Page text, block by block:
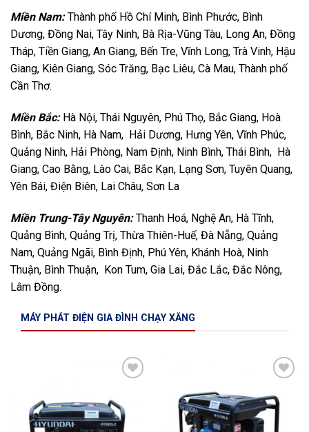
Miền Nam:Thành phố Hồ Chí Minh, Bình Phước, Bình
Dương, Đồng Nai, Tây Ninh, Bà Rịa-Vũng Tàu, Long An, Đồng
Tháp, Tiền Giang, An Giang, Bến Tre, Vĩnh Long, Trà Vinh, Hậu
Giang, Kiên Giang, Sóc Trăng, Bạc Liêu, Cà Mau, Thành phố
Cần Thơ.
Miền Bắc: Hà Nội, Thái Nguyên, Phú Thọ, Bắc Giang, Hoà
Bình, Bắc Ninh, Hà Nam, Hải Dương, Hưng Yên, Vĩnh Phúc,
Quảng Ninh, Hải Phòng, Nam Định, Ninh Bình, Thái Bình, Hà
Giang, Cao Bằng, Lào Cai, Bắc Kạn, Lạng Sơn, Tuyên Quang,
Yên Bái, Điện Biên, Lai Châu, Sơn La
Miền Trung-Tây Nguyên:Thanh Hoá, Nghệ An, Hà Tĩnh,
Quảng Bình, Quảng Trị, Thừa Thiên-Huế, Đà Nẵng, Quảng
Nam, Quảng Ngãi, Bình Định, Phú Yên, Khánh Hoà, Ninh
Thuận, Bình Thuận, Kon Tum, Gia Lai, Đắc Lắc, Đắc Nông,
Lâm Đồng.
MÁY PHÁT ĐIỆN GIA ĐÌNH CHẠY XĂNG
Wishlist
Wishlist